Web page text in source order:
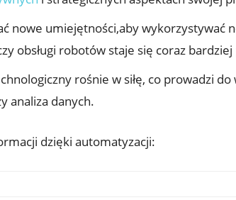
nowe umiejętności,aby wykorzystywać
obsługi robotów staje się coraz bardziej
rośnie w siłę, co prowadzi
analiza danych.
dzięki automatyzacji: